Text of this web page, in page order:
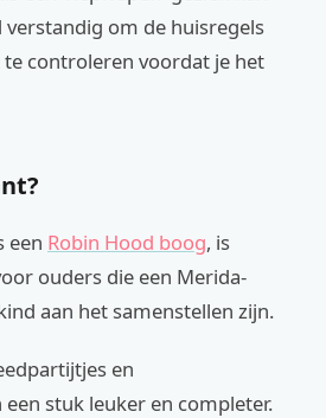
om de huisregels
te controleren voordat je het
een Robin Hood boog, is
ouders die een Merida-
aan het samenstellen zijn.
en
stuk leuker en completer.